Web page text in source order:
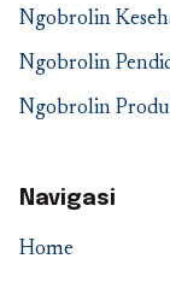
Ngobrolin
Ngobrolin
Ngobrolin
Navigasi
Home